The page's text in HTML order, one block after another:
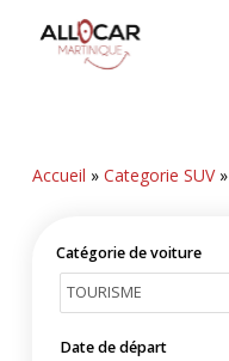
Accueil » Categorie SUV»
Catégorie de voiture
Date de départ